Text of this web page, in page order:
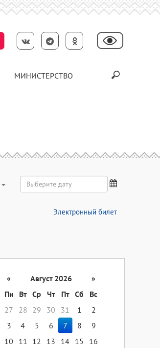
МИНИСТЕРСТВО
Электронный билет
« Август 2026
»
Пн
Вт Ср Чт Пт Сб
Вс
27
28 29 30 31 1
2
3
4 5 6 7 8
9
10
11 12 13 14 15
16